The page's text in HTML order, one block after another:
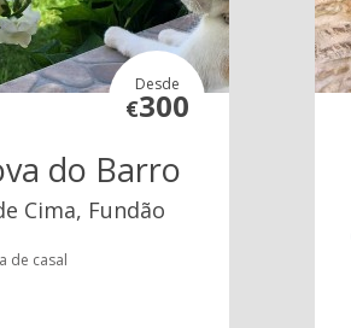
Desde
€300
do Barro
Cima, Fundão
de casal